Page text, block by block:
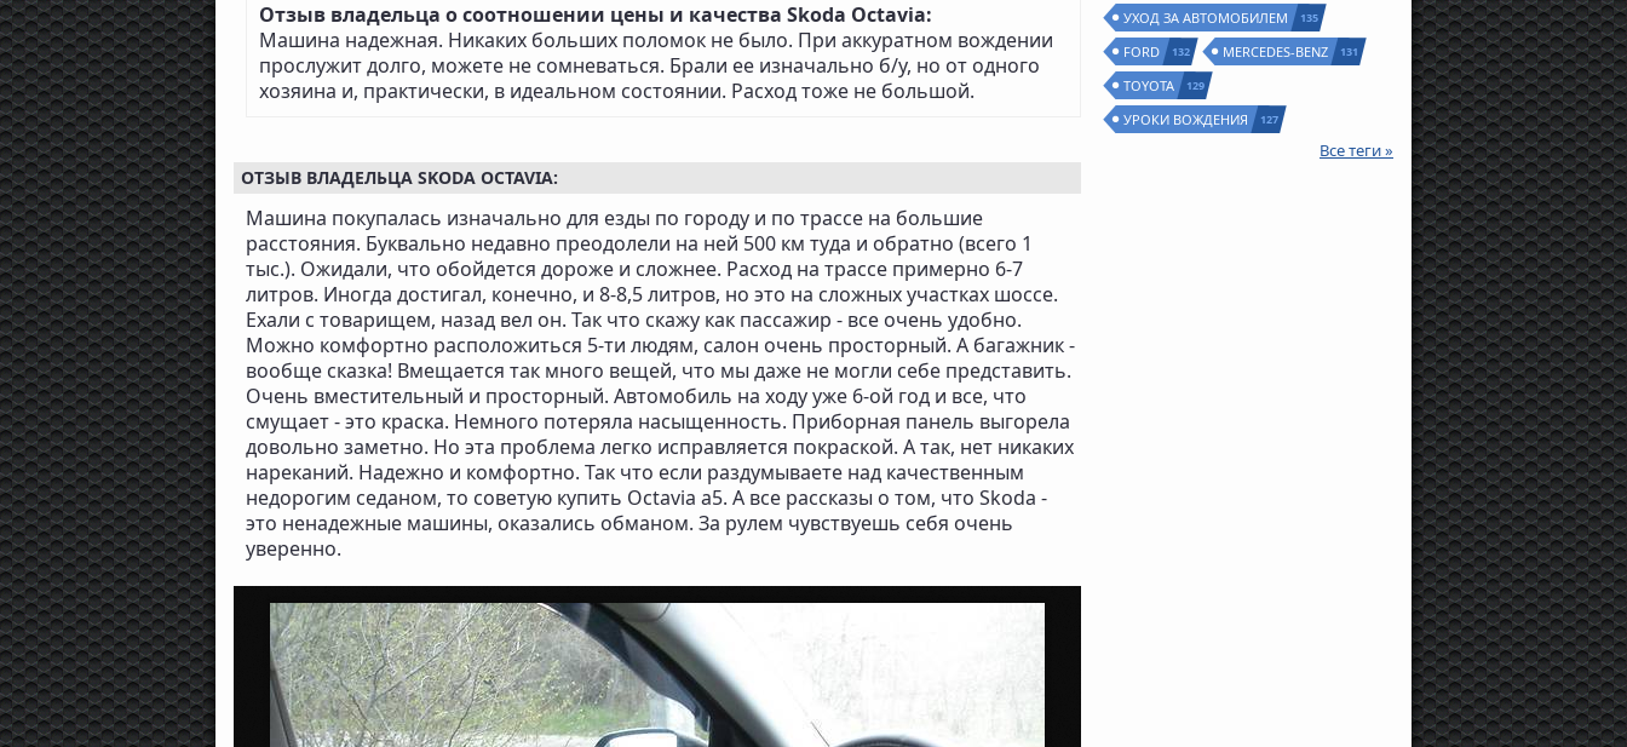
Отзыв владельца о соотношении цены и качества Skoda Octavia:
Машина надежная. Никаких больших поломок не было. При аккуратном вождении
прослужит долго, можете не сомневаться. Брали ее изначально б/у, но от одного
хозяина и, практически, в идеальном состоянии. Расход тоже не большой.
ОТЗЫВ ВЛАДЕЛЬЦА SKODA OCTAVIA:
Машина покупалась изначально для езды по городу и по трассе на большие
расстояния. Буквально недавно преодолели на ней 500 км туда и обратно (всего 1
тыс.). Ожидали, что обойдется дороже и сложнее. Расход на трассе примерно 6-7
литров. Иногда достигал, конечно, и 8-8,5 литров, но это на сложных участках шоссе.
Ехали с товарищем, назад вел он. Так что скажу как пассажир - все очень удобно.
Можно комфортно расположиться 5-ти людям, салон очень просторный. А багажник -
вообще сказка! Вмещается так много вещей, что мы даже не могли себе представить.
Очень вместительный и просторный. Автомобиль на ходу уже 6-ой год и все, что
смущает - это краска. Немного потеряла насыщенность. Приборная панель выгорела
довольно заметно. Но эта проблема легко исправляется покраской. А так, нет никаких
нареканий. Надежно и комфортно. Так что если раздумываете над качественным
недорогим седаном, то советую купить Octavia a5. А все рассказы о том, что Skoda -
это ненадежные машины, оказались обманом. За рулем чувствуешь себя очень
уверенно.
УХОД ЗА АВТОМОБИЛЕМ 135
FORD 132 MERCEDES-BENZ 131
TOYOTA 129
УРОКИ ВОЖДЕНИЯ 127
Все теги »